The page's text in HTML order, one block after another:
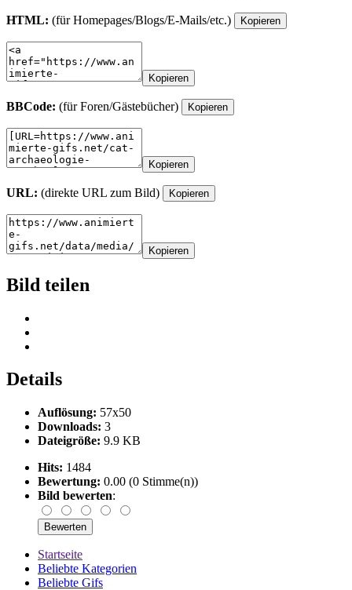
HTML: (für Homepages/Blogs/E-Mails/etc.) Kopieren
Kopieren
BBCode: (für Foren/Gästebücher) Kopieren
Kopieren
URL: (direkte URL zum Bild) Kopieren
Kopieren
Bild teilen
Details
Auflösung: 57x50
Downloads: 3
Dateigröße: 9.9 KB
Hits: 1484
Bewertung: 0.00 (0 Stimme(n))
Bild bewerten:
Startseite
Beliebte Kategorien
Beliebte Gifs